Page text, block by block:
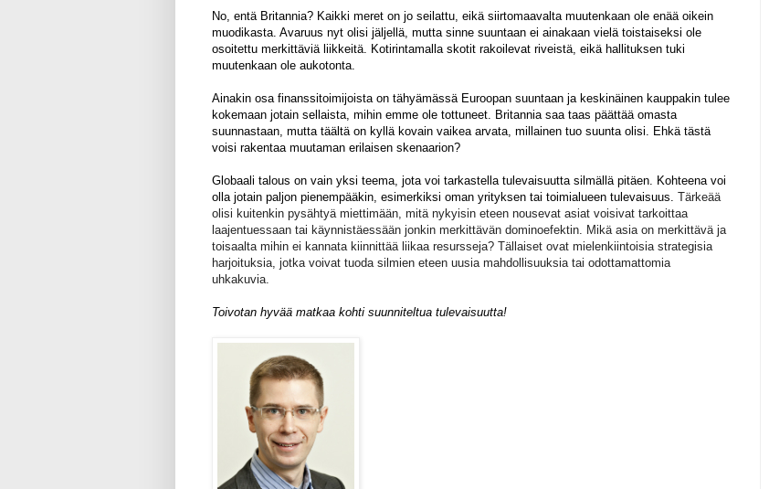
No, entä Britannia? Kaikki meret on jo seilattu, eikä siirtomaavalta muutenkaan ole enää oikein
muodikasta. Avaruus nyt olisi jäljellä, mutta sinne suuntaan ei ainakaan vielä toistaiseksi ole
osoitettu merkittäviä liikkeitä. Kotirintamalla skotit rakoilevat riveistä, eikä hallituksen tuki
muutenkaan ole aukotonta.
Ainakin osa finanssitoimijoista on tähyämässä Euroopan suuntaan ja keskinäinen kauppakin tulee
kokemaan jotain sellaista, mihin emme ole tottuneet. Britannia saa taas päättää omasta
suunnastaan, mutta täältä on kyllä kovain vaikea arvata, millainen tuo suunta olisi. Ehkä tästä
voisi rakentaa muutaman erilaisen skenaarion?
Globaali talous on vain yksi teema, jota voi tarkastella tulevaisuutta silmällä pitäen. Kohteena voi
olla jotain paljon pienempääkin, esimerkiksi oman yrityksen tai toimialueen tulevaisuus. Tärkeää
olisi kuitenkin pysähtyä miettimään, mitä nykyisin eteen nousevat asiat voisivat tarkoittaa
laajentuessaan tai käynnistäessään jonkin merkittävän dominoefektin. Mikä asia on merkittävä ja
toisaalta mihin ei kannata kiinnittää liikaa resursseja? Tällaiset ovat mielenkiintoisia strategisia
harjoituksia, jotka voivat tuoda silmien eteen uusia mahdollisuuksia tai odottamattomia
uhkakuvia.
Toivotan hyvää matkaa kohti suunniteltua tulevaisuutta!